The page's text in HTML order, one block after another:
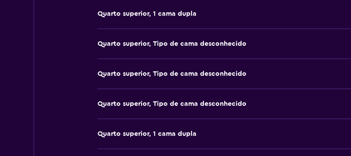
Quarto superior, 1 cama dupla
Quarto superior, Tipo de cama desconhecido
Quarto superior, Tipo de cama desconhecido
Quarto superior, Tipo de cama desconhecido
Quarto superior, 1 cama dupla